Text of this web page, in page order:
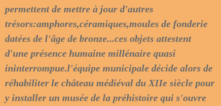
permettent de mettre à jour d'autres
trésors:amphores,céramiques,moules de fonderie
datées de l'âge de bronze...ces objets attestent
d'une présence humaine millénaire quasi
ininterrompue.l'équipe municipale décide alors de
réhabiliter le château médiéval du XIIe siècle pour
y installer un musée de la préhistoire qui s'ouvre